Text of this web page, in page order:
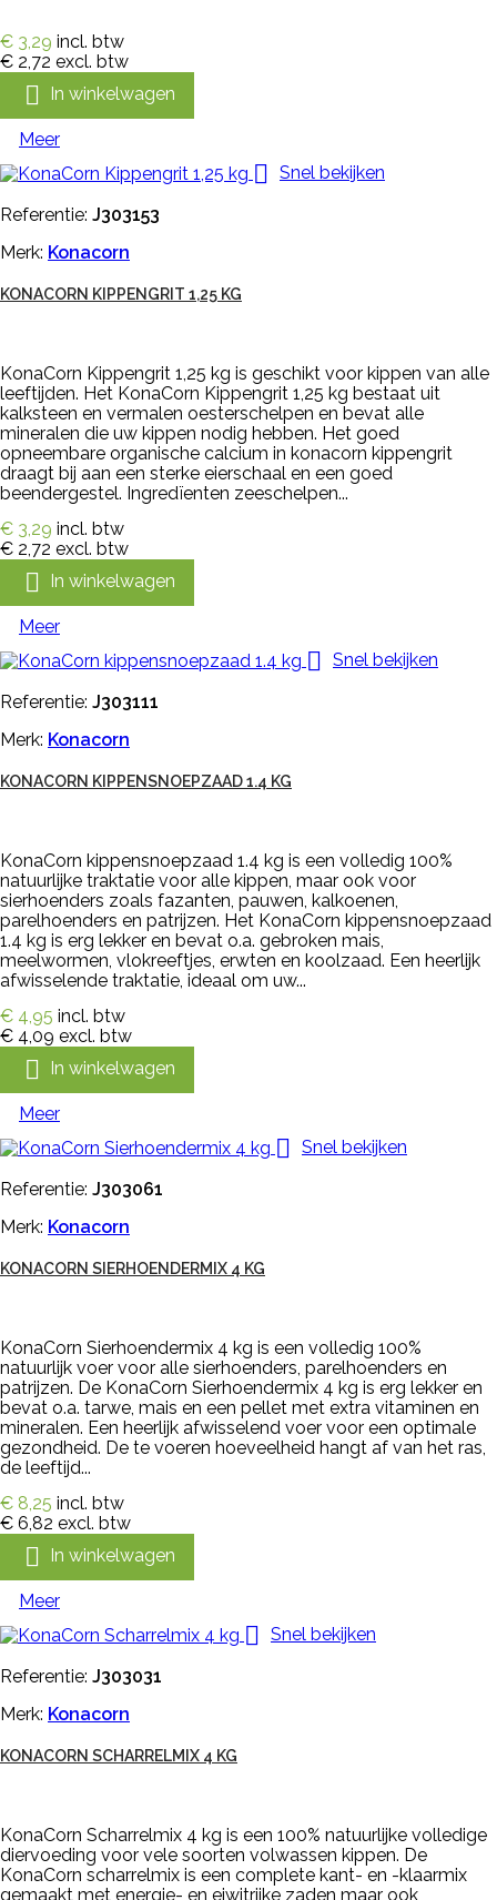
€ 3,29 incl. btw
€ 2,72 excl. btw
 In winkelwagen
Meer
 Snel bekijken
Referentie: J303153
Merk: Konacorn
KONACORN KIPPENGRIT 1,25 KG
KonaCorn Kippengrit 1,25 kg is geschikt voor kippen van alle
leeftijden. Het KonaCorn Kippengrit 1,25 kg bestaat uit
kalksteen en vermalen oesterschelpen en bevat alle
mineralen die uw kippen nodig hebben. Het goed
opneembare organische calcium in konacorn kippengrit
draagt bij aan een sterke eierschaal en een goed
beendergestel. Ingredïenten zeeschelpen...
€ 3,29 incl. btw
€ 2,72 excl. btw
 In winkelwagen
Meer
 Snel bekijken
Referentie: J303111
Merk: Konacorn
KONACORN KIPPENSNOEPZAAD 1.4 KG
KonaCorn kippensnoepzaad 1.4 kg is een volledig 100%
natuurlijke traktatie voor alle kippen, maar ook voor
sierhoenders zoals fazanten, pauwen, kalkoenen,
parelhoenders en patrijzen. Het KonaCorn kippensnoepzaad
1.4 kg is erg lekker en bevat o.a. gebroken mais,
meelwormen, vlokreeftjes, erwten en koolzaad. Een heerlijk
afwisselende traktatie, ideaal om uw...
€ 4,95 incl. btw
€ 4,09 excl. btw
 In winkelwagen
Meer
 Snel bekijken
Referentie: J303061
Merk: Konacorn
KONACORN SIERHOENDERMIX 4 KG
KonaCorn Sierhoendermix 4 kg is een volledig 100%
natuurlijk voer voor alle sierhoenders, parelhoenders en
patrijzen. De KonaCorn Sierhoendermix 4 kg is erg lekker en
bevat o.a. tarwe, mais en een pellet met extra vitaminen en
mineralen. Een heerlijk afwisselend voer voor een optimale
gezondheid. De te voeren hoeveelheid hangt af van het ras,
de leeftijd...
€ 8,25 incl. btw
€ 6,82 excl. btw
 In winkelwagen
Meer
 Snel bekijken
Referentie: J303031
Merk: Konacorn
KONACORN SCHARRELMIX 4 KG
KonaCorn Scharrelmix 4 kg is een 100% natuurlijke volledige
diervoeding voor vele soorten volwassen kippen. De
KonaCorn scharrelmix is een complete kant- en -klaarmix
gemaakt met energie- en eiwitrijke zaden maar ook